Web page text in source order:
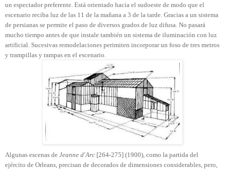
un espectador preferente. Está orientado hacia el sudoeste de modo que el
escenario reciba luz de las 11 de la mañana a 3 de la tarde. Gracias a un sistema
de persianas se permite el paso de diversos grados de luz difusa. No pasará
mucho tiempo antes de que instale también un sistema de iluminación con luz
artificial. Sucesivas remodelaciones perimiten incorporar un foso de tres metros
y trampillas y rampas en el escenario.
Algunas escenas de Jeanne d'Arc [264-275] (1900), como la partida del
ejército de Orleans, precisan de decorados de dimensiones considerables, pero,